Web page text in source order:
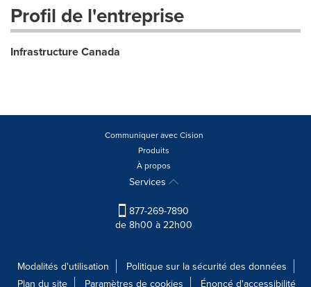
Profil de l'entreprise
Infrastructure Canada
Communiquer avec Cision
Produits
À propos
Services
877-269-7890
de 8h00 à 22h00
Modalités d'utilisation
Politique sur la sécurité des données
Plan du site
Paramètres de cookies Énoncé d'accessibilité